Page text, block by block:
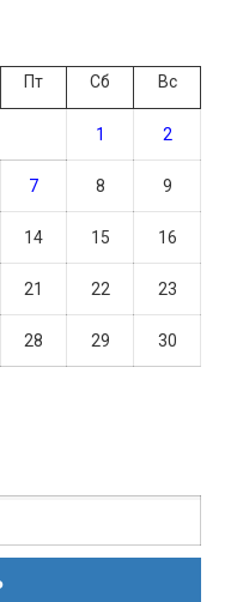
Пт Сб Вс
1 2
7 8 9
14 15 16
21 22 23
28 29 30